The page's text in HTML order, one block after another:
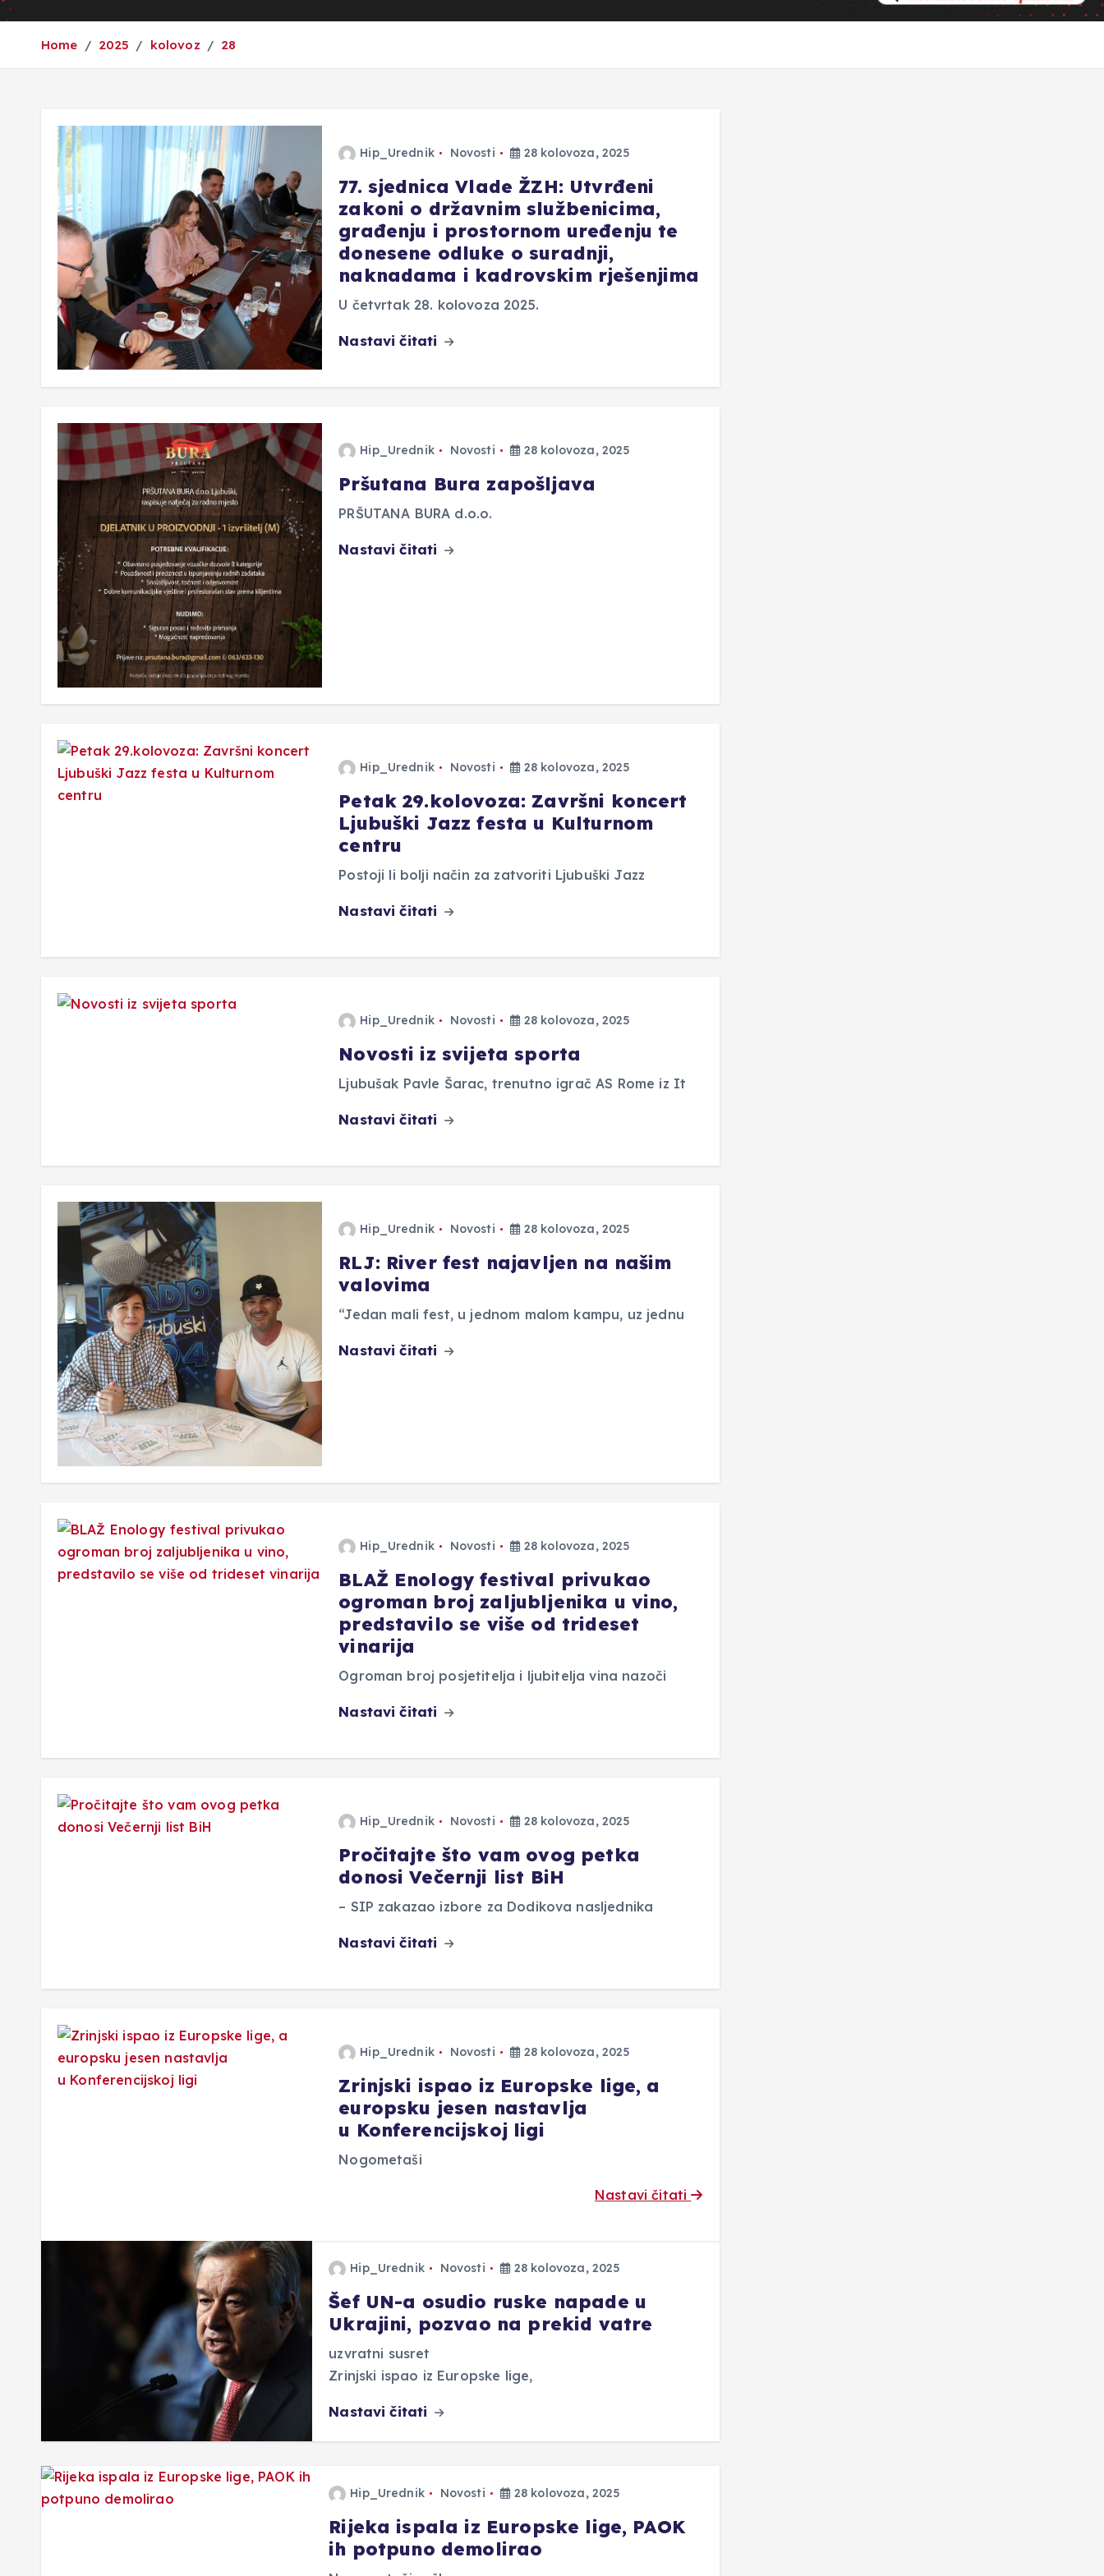
Home 2025 kolovoz 28
Hip_Urednik Novosti 28 kolovoza, 2025
77. sjednica Vlade ŽZH: Utvrđeni
zakoni o državnim službenicima,
građenju i prostornom uređenju te
donesene odluke o suradnji,
naknadama i kadrovskim rješenjima
U četvrtak 28. kolovoza 2025.
Nastavi čitati
Hip_Urednik Novosti 28 kolovoza, 2025
Pršutana Bura zapošljava
PRŠUTANA BURA d.o.o.
Nastavi čitati
Hip_Urednik Novosti 28 kolovoza, 2025
Petak 29.kolovoza: Završni koncert
Ljubuški Jazz festa u Kulturnom
centru
Postoji li bolji način za zatvoriti Ljubuški Jazz
Nastavi čitati
Hip_Urednik Novosti 28 kolovoza, 2025
Novosti iz svijeta sporta
Ljubušak Pavle Šarac, trenutno igrač AS Rome iz It
Nastavi čitati
Hip_Urednik Novosti 28 kolovoza, 2025
RLJ: River fest najavljen na našim
valovima
“Jedan mali fest, u jednom malom kampu, uz jednu
Nastavi čitati
Hip_Urednik Novosti 28 kolovoza, 2025
BLAŽ Enology festival privukao
ogroman broj zaljubljenika u vino,
predstavilo se više od trideset
vinarija
Ogroman broj posjetitelja i ljubitelja vina nazoči
Nastavi čitati
Hip_Urednik Novosti 28 kolovoza, 2025
Pročitajte što vam ovog petka
donosi Večernji list BiH
– SIP zakazao izbore za Dodikova nasljednika
Nastavi čitati
Hip_Urednik Novosti 28 kolovoza, 2025
Zrinjski ispao iz Europske lige, a
europsku jesen nastavlja
u Konferencijskoj ligi
Nogometaši
Nastavi čitati
Hip_Urednik Novosti 28 kolovoza, 2025
Šef UN-a osudio ruske napade u
Ukrajini, pozvao na prekid vatre
uzvratni susret
Zrinjski ispao iz Europske lige,
Nastavi čitati
Hip_Urednik Novosti 28 kolovoza, 2025
Rijeka ispala iz Europske lige, PAOK
ih potpuno demolirao